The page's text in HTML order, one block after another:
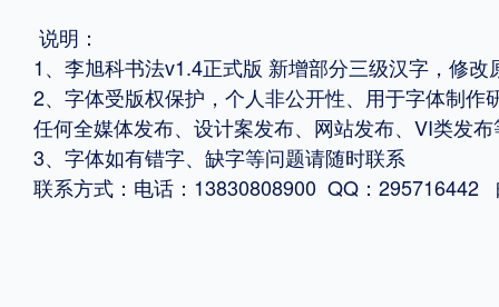
格式
.TTF .OTF
地区
说明：
1、李旭科书法v1.4正式版 新增部分三级汉字，修
2、字体受版权保护，个人非公开性、用于字体制
任何全媒体发布、设计案发布、网站发布、VI类发
3、字体如有错字、缺字等问题请随时联系
联系方式：电话：13830808900 QQ：295716442